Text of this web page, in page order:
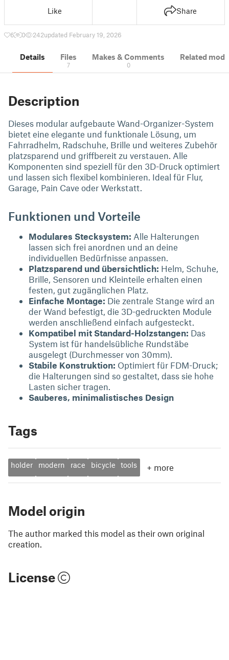
Like Share
6 0 242updated February 19, 2026
Details Files
7
Makes & Comments
0
Related
Description
Dieses modular aufgebaute Wand-Organizer-System
bietet eine elegante und funktionale Lösung, um
Fahrradhelm, Radschuhe, Brille und weiteres Zubehör
platzsparend und griffbereit zu verstauen. Alle
Komponenten sind speziell für den 3D-Druck optimiert
und lassen sich flexibel kombinieren. Ideal für Flur,
Garage, Pain Cave oder Werkstatt.
Funktionen und Vorteile
Modulares Stecksystem: Alle Halterungen
lassen sich frei anordnen und an deine
individuellen Bedürfnisse anpassen.
Platzsparend und übersichtlich: Helm, Schuhe,
Brille, Sensoren und Kleinteile erhalten einen
festen, gut zugänglichen Platz.
Einfache Montage: Die zentrale Stange wird an
der Wand befestigt, die 3D-gedruckten Module
werden anschließend einfach aufgesteckt.
Kompatibel mit Standard-Holzstangen: Das
System ist für handelsübliche Rundstäbe
ausgelegt (Durchmesser von 30mm).
Stabile Konstruktion: Optimiert für FDM-Druck;
die Halterungen sind so gestaltet, dass sie hohe
Lasten sicher tragen.
Sauberes, minimalistisches Design
Tags
holder modern race bicycle tools + more
Model origin
The author marked this model as their own original
creation.
License